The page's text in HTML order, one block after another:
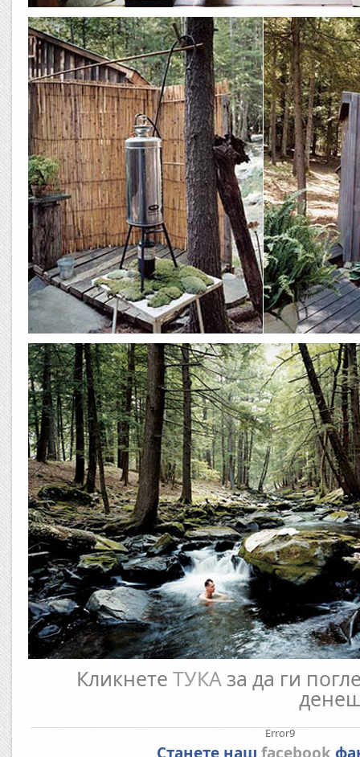
Кликнете ТУКАза да ги
Error9